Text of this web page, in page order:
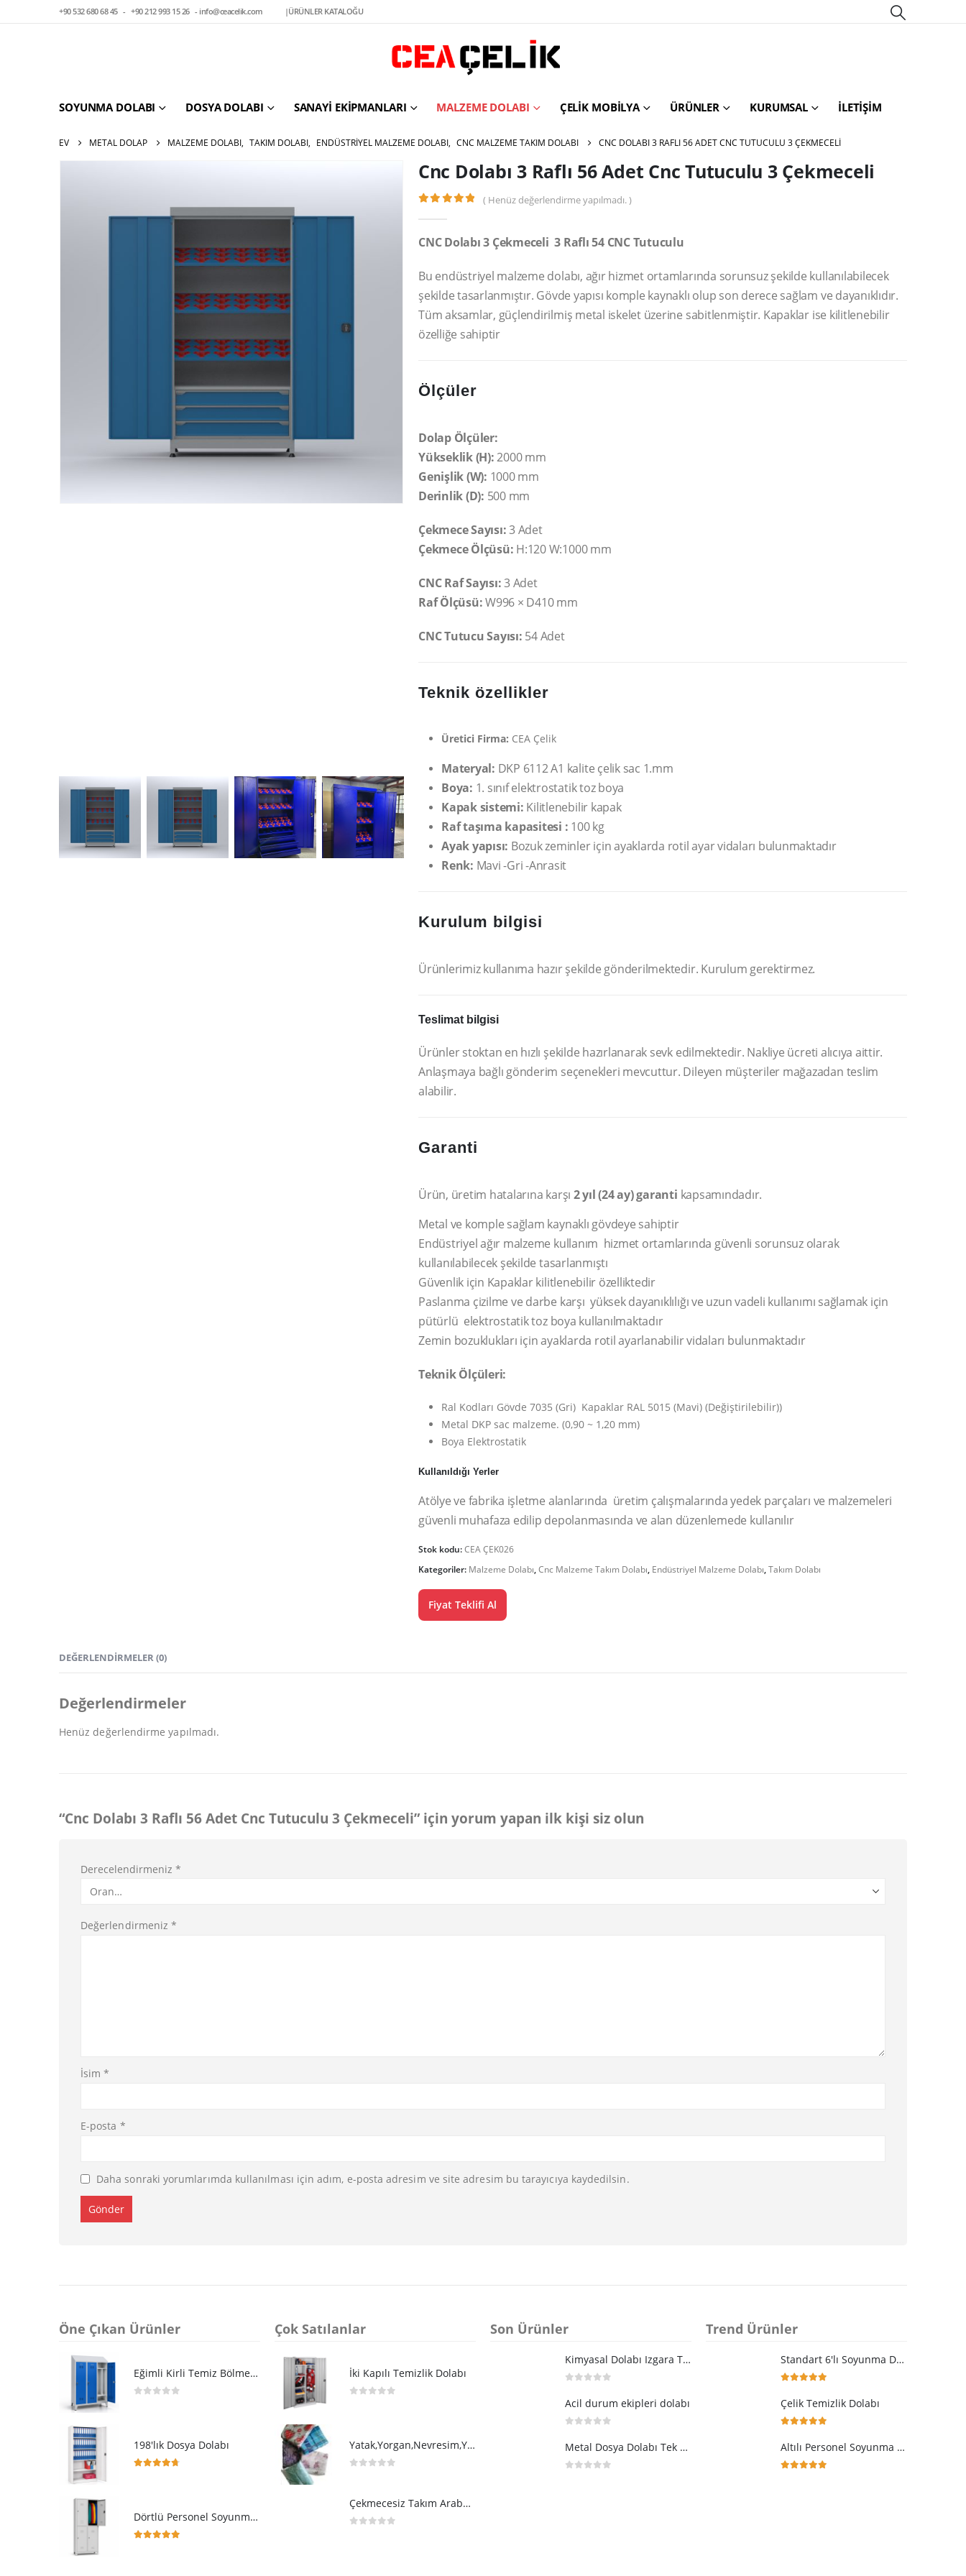
+90 532 680 68 45- +90 212 993 15 26- info@ceacelik.com |ÜRÜNLER KATALOĞU
SOYUNMA DOLABI DOSYA DOLABI SANAYI EKIPMANLARI MALZEME DOLABI ÇELIK MOBILYA ÜRÜNLER KURUMSAL İLETIŞIM
EV METAL DOLAP MALZEME DOLABI, TAKIM DOLABI, ENDÜSTRIYEL MALZEME DOLABI, CNC MALZEME TAKIM DOLABI CNC DOLABI 3 RAFLI 56 ADET CNC TUTUCULU 3 ÇEKMECELI
Cnc Dolabı 3 Raflı 56 Adet Cnc Tutuculu 3 Çekmeceli
( Henüz değerlendirme yapılmadı. )
CNC Dolabı 3 Çekmeceli 3 Raflı 54 CNC Tutuculu
Bu endüstriyel malzeme dolabı, ağır hizmet ortamlarında sorunsuz şekilde kullanılabilecek
şekilde tasarlanmıştır. Gövde yapısı komple kaynaklı olup son derece sağlam ve dayanıklıdır.
Tüm aksamlar, güçlendirilmiş metal iskelet üzerine sabitlenmiştir. Kapaklar ise kilitlenebilir
özelliğe sahiptir
Ölçüler
Dolap Ölçüler:
Yükseklik (H):2000 mm
Genişlik (W): 1000 mm
Derinlik (D): 500 mm
Çekmece Sayısı:3 Adet
Çekmece Ölçüsü: H:120 W:1000 mm
CNC Raf Sayısı:3 Adet
Raf Ölçüsü:W996 × D410 mm
CNC Tutucu Sayısı: 54 Adet
Teknik özellikler
Üretici Firma: CEA Çelik
Materyal: DKP 6112 A1 kalite çelik sac 1.mm
Boya: 1. sınıf elektrostatik toz boya
Kapak sistemi: Kilitlenebilir kapak
Raf taşıma kapasitesi : 100 kg
Ayak yapısı: Bozuk zeminler için ayaklarda rotil ayar vidaları bulunmaktadır
Renk: Mavi -Gri -Anrasit
Kurulum bilgisi
Ürünlerimiz kullanıma hazır şekilde gönderilmektedir. Kurulum gerektirmez.
Teslimat bilgisi
Ürünler stoktan en hızlı şekilde hazırlanarak sevk edilmektedir. Nakliye ücreti alıcıya aittir.
Anlaşmaya bağlı gönderim seçenekleri mevcuttur. Dileyen müşteriler mağazadan teslim
alabilir.
Garanti
Ürün, üretim hatalarına karşı 2 yıl (24 ay) garanti kapsamındadır.
Metal ve komple sağlam kaynaklı gövdeye sahiptir
Endüstriyel ağır malzeme kullanım hizmet ortamlarında güvenli sorunsuz olarak
kullanılabilecek şekilde tasarlanmıştı
Güvenlik için Kapaklar kilitlenebilir özelliktedir
Paslanma çizilme ve darbe karşı yüksek dayanıklılığı ve uzun vadeli kullanımı sağlamak için
pütürlü elektrostatik toz boya kullanılmaktadır
Zemin bozuklukları için ayaklarda rotil ayarlanabilir vidaları bulunmaktadır
Teknik Ölçüleri:
Ral Kodları Gövde 7035 (Gri) Kapaklar RAL 5015 (Mavi) (Değiştirilebilir))
Metal DKP sac malzeme. (0,90 ~ 1,20 mm)
Boya Elektrostatik
Kullanıldığı Yerler
Atölye ve fabrika işletme alanlarında üretim çalışmalarında yedek parçaları ve malzemeleri
güvenli muhafaza edilip depolanmasında ve alan düzenlemede kullanılır
Stok kodu:CEA ÇEK026
Kategoriler: Malzeme Dolabı,Cnc Malzeme Takım Dolabı, Endüstriyel Malzeme Dolabı,Takım Dolabı
Fiyat Teklifi Al
DEĞERLENDIRMELER (0)
Değerlendirmeler
Henüz değerlendirme yapılmadı.
“Cnc Dolabı 3 Raflı 56 Adet Cnc Tutuculu 3 Çekmeceli” için yorum yapan ilk kişi siz olun
Derecelendirmeniz *
Değerlendirmeniz*
İsim*
E-posta *
Daha sonraki yorumlarımda kullanılması için adım, e-posta adresim ve site adresim bu tarayıcıya kaydedilsin.
Öne Çıkan Ürünler
Eğimli Kirli Temiz Bölmeli Üçlü Soyunma Dolabı
198'lık Dosya Dolabı
Dörtlü Personel Soyunma Dolabı
Çok Satılanlar
İki Kapılı Temizlik Dolabı
Yatak,Yorgan,Nevresim,Yastık
Çekmecesiz Takım Arabası
Son Ürünler
Kimyasal Dolabı Izgara Tavalı Sızdırmaz Raflı
Acil durum ekipleri dolabı
Metal Dosya Dolabı Tek Kapaklı 100 luk
Trend Ürünler
Standart 6'lı Soyunma Dolabı
Çelik Temizlik Dolabı
Altılı Personel Soyunma Dolabı